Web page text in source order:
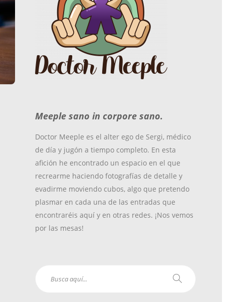
b
o
k
a
g
a
m
Meeple sano in corpore sano.
Doctor Meeple es el alter ego de Sergi, médico
de día y jugón a tiempo completo. En esta
afición he encontrado un espacio en el que
recrearme haciendo fotografías de detalle y
evadirme moviendo cubos, algo que pretendo
plasmar en cada una de las entradas que
encontraréis aquí y en otras redes. ¡Nos vemos
por las mesas!